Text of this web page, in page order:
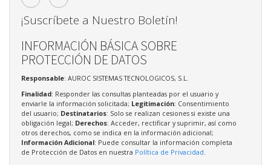
¡Suscríbete a Nuestro Boletín!
INFORMACIÓN BÁSICA SOBRE
PROTECCIÓN DE DATOS
Responsable: AUROC SISTEMAS TECNOLOGICOS, S.L.
Finalidad: Responder las consultas planteadas por el usuario y
enviarle la información solicitada; Legitimación: Consentimiento
del usuario; Destinatarios: Solo se realizan cesiones si existe una
obligación legal; Derechos: Acceder, rectificar y suprimir, así como
otros derechos, como se indica en la información adicional;
Información Adicional: Puede consultar la información completa
de Protección de Datos en nuestra Política de Privacidad.